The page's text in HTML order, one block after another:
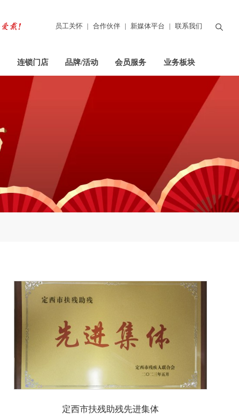
员工关怀 合作伙伴 新媒体平台 联系我们
连锁门店 品牌/活动 会员服务 业务板块
定西市扶残助残先进集体